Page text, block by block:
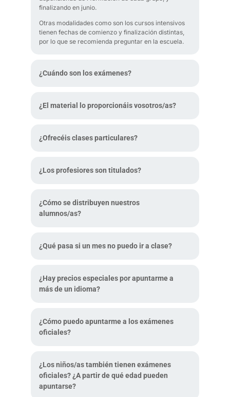
finalizando en junio.
Otras modalidades como son los cursos intensivos
tienen fechas de comienzo y finalización distintas,
por lo que se recomienda preguntar en la escuela.
¿Cuándo son los exámenes?
¿El material lo proporcionáis vosotros/as?
¿Ofrecéis clases particulares?
¿Los profesiores son titulados?
¿Cómo se distribuyen nuestros
alumnos/as?
¿Qué pasa si un mes no puedo ir a clase?
¿Hay precios especiales por apuntarme a
más de un idioma?
¿Cómo puedo apuntarme a los exámenes
oficiales?
¿Los niños/as también tienen exámenes
oficiales? ¿A partir de qué edad pueden
apuntarse?